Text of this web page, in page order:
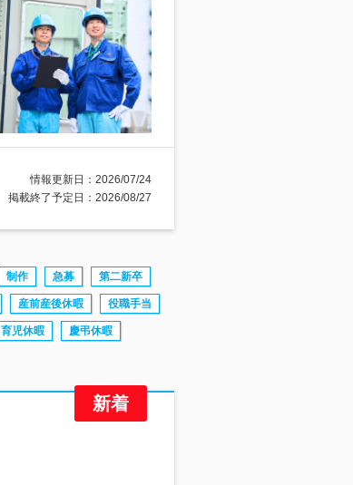
情報更新日：2026/07/24
掲載終了予定日：2026/08/27
制作 急募 第二新卒
産前産後休暇 役職手当
育児休暇 慶弔休暇